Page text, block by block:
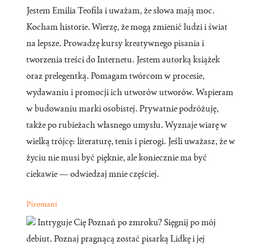
Jestem Emilia Teofila i uważam, że słowa mają moc.
Kocham historie. Wierzę, że mogą zmienić ludzi i świat
na lepsze. Prowadzę kursy kreatywnego pisania i
tworzenia treści do Internetu. Jestem autorką książek
oraz prelegentką. Pomagam twórcom w procesie,
wydawaniu i promocji ich utworów utworów. Wspieram
w budowaniu marki osobistej. Prywatnie podróżuję,
także po rubieżach własnego umysłu. Wyznaje wiarę w
wielką trójcę: literaturę, tenis i pierogi. Jeśli uważasz, że w
życiu nie musi być pięknie, ale koniecznie ma być
ciekawie — odwiedzaj mnie częściej.
Piromani
Intryguje Cię Poznań po zmroku? Sięgnij po mój
debiut. Poznaj pragnącą zostać pisarką Lidkę i jej